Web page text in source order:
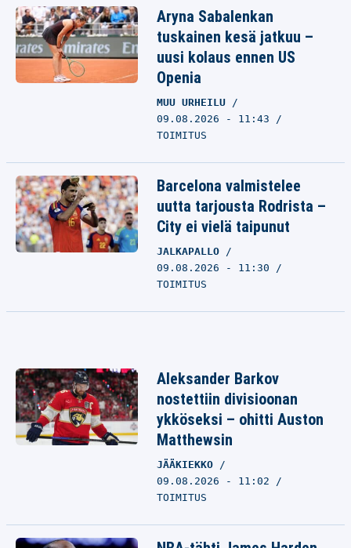
Aryna Sabalenkan
tuskainen kesä jatkuu –
uusi kolaus ennen US
Openia
MUU URHEILU
09.08.2026 - 11:43
TOIMITUS
Barcelona valmistelee
uutta tarjousta Rodrista –
City ei vielä taipunut
JALKAPALLO
09.08.2026 - 11:30
TOIMITUS
Aleksander Barkov
nostettiin divisioonan
ykköseksi – ohitti Auston
Matthewsin
JÄÄKIEKKO
09.08.2026 - 11:02
TOIMITUS